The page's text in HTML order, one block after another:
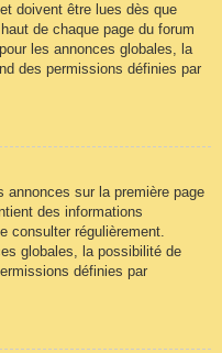
doivent être lues dès que
de chaque page du forum
les annonces globales, la
des permissions définies par
annonces sur la première page
des informations
consulter régulièrement.
globales, la possibilité de
définies par